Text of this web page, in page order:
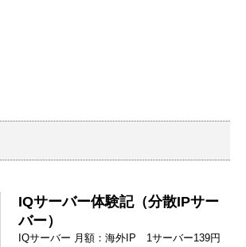
IQサーバー体験記（分散IPサー
バー）
IQサーバー 月額：海外IP 1サーバー139円